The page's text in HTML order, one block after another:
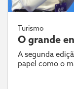
Turismo
O grande
A segunda
papel como o